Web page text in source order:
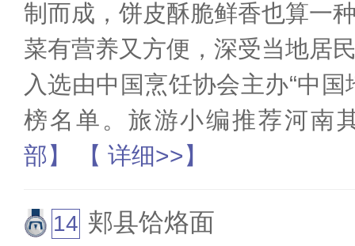
制而成，饼皮酥脆鲜香也算一
菜有营养又方便，深受当地居
入选由中国烹饪协会主办“中
榜名单。旅游小编推荐河南
部】
【 详细>>】
郏县饸烙面